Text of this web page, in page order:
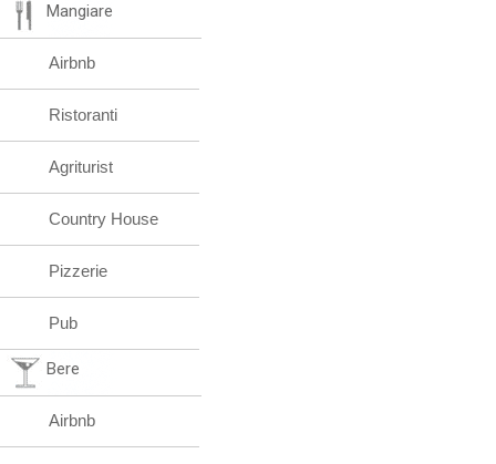
Mangiare
Airbnb
Ristoranti
Agriturist
Country House
Pizzerie
Pub
Bere
Airbnb